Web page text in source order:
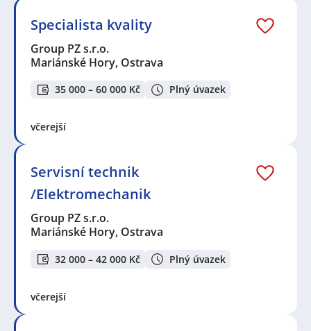
Specialista kvality
Group PZ s.r.o.
Mariánské Hory, Ostrava
35 000 – 60 000 Kč Plný úvazek
včerejší
Servisní technik
/Elektromechanik
Group PZ s.r.o.
Mariánské Hory, Ostrava
32 000 – 42 000 Kč Plný úvazek
včerejší